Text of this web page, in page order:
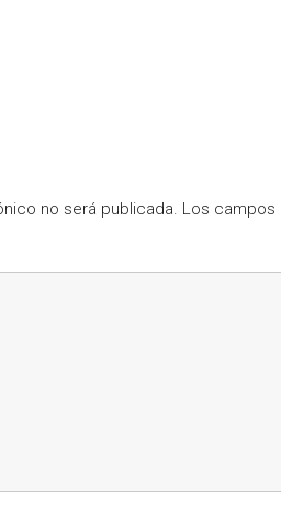
no será publicada. Los campos